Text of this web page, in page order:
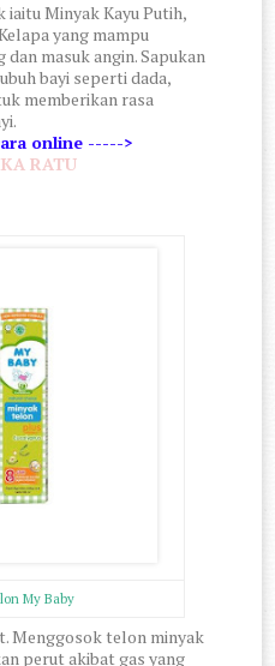
iaitu Minyak Kayu Putih,
yang mampu
masuk angin. Sapukan
bayi seperti dada,
memberikan rasa
online ----->
RATU
My Baby
Menggosok telon minyak
perut akibat gas yang